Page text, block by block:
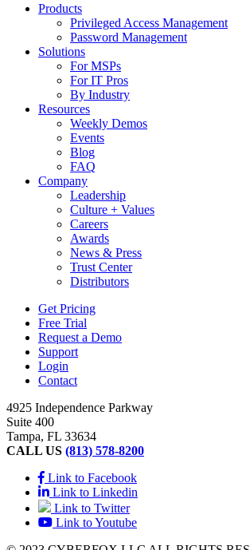
Products
Privileged Access Management
Password Management
Solutions
For MSPs
For IT Pros
By Industry
Resources
Weekly Demos
Events
Blog
FAQ
Company
Leadership
Culture + Values
Careers
Awards
News & Press
Trust Center
Distributors
Get Pricing
Free Trial
Request a Demo
Support
Login
Contact
4925 Independence Parkway
Suite 400
Tampa, FL 33634
CALL US (813) 578-8200
Link to Facebook
Link to Linkedin
Link to Twitter
Link to Youtube